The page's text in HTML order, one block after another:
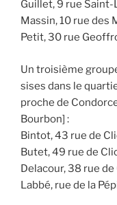
Guillet, 9 rue Saint-
Massin, 10 rue des
Petit, 30 rue
Un troisième
sises dans le
proche de
Bourbon] :
Bintot, 43 rue de
Butet, 49 rue de
Delacour, 38 rue de
Labbé, rue de la